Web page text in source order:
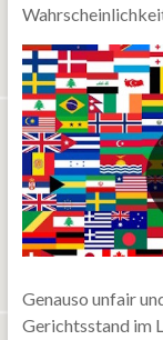
Genauso unfair
Gerichtsstand im